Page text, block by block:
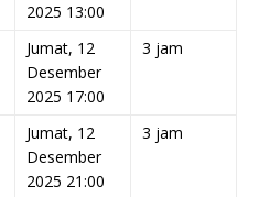
2025 13:00
Jumat, 12
Desember
2025 17:00
3 jam
Jumat, 12
Desember
2025 21:00
3 jam